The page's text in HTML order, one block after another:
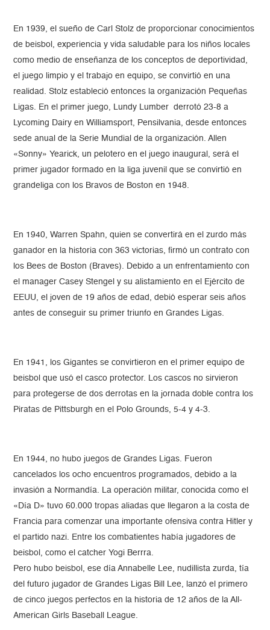
En 1939, el sueño de Carl Stolz de proporcionar conocimientos
de beisbol, experiencia y vida saludable para los niños locales
como medio de enseñanza de los conceptos de deportividad,
el juego limpio y el trabajo en equipo, se convirtió en una
realidad. Stolz estableció entonces la organización Pequeñas
Ligas. En el primer juego, Lundy Lumber derrotó 23-8 a
Lycoming Dairy en Williamsport, Pensilvania, desde entonces
sede anual de la Serie Mundial de la organización. Allen
«Sonny» Yearick, un pelotero en el juego inaugural, será el
primer jugador formado en la liga juvenil que se convirtió en
grandeliga con los Bravos de Boston en 1948.
En 1940, Warren Spahn, quien se convertirá en el zurdo más
ganador en la historia con 363 victorias, firmó un contrato con
los Bees de Boston (Braves). Debido a un enfrentamiento con
el manager Casey Stengel y su alistamiento en el Ejército de
EEUU, el joven de 19 años de edad, debió esperar seis años
antes de conseguir su primer triunfo en Grandes Ligas.
En 1941, los Gigantes se convirtieron en el primer equipo de
beisbol que usó el casco protector. Los cascos no sirvieron
para protegerse de dos derrotas en la jornada doble contra los
Piratas de Pittsburgh en el Polo Grounds, 5-4 y 4-3.
En 1944, no hubo juegos de Grandes Ligas. Fueron
cancelados los ocho encuentros programados, debido a la
invasión a Normandía. La operación militar, conocida como el
«Día D» tuvo 60.000 tropas aliadas que llegaron a la costa de
Francia para comenzar una importante ofensiva contra Hitler y
el partido nazi. Entre los combatientes había jugadores de
beisbol, como el catcher Yogi Berrra.
Pero hubo beisbol, ese día Annabelle Lee, nudillista zurda, tía
del futuro jugador de Grandes Ligas Bill Lee, lanzó el primero
de cinco juegos perfectos en la historia de 12 años de la All-
American Girls Baseball League.